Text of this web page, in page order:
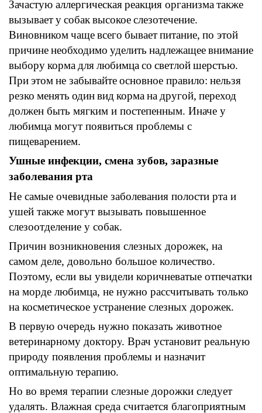
Зачастую аллергическаяреакция организматакже
вызываетусобаквысокоеслезотечение.
Виновникомчащевсего бываетпитание, по этой
причиненеобходимо уделить надлежащеевнимание
выборукорма длялюбимцасо светлойшерстью.
Приэтомне забывайтеосновное правило: нельзя
резко менять одинвид кормана другой, переход
должен быть мягким и постепенным. Иначе у
любимца могут появиться проблемы с
пищеварением.
Ушные инфекции, смена зубов, заразные
заболевания рта
Не самые очевидные заболевания полости рта и
ушей также могут вызывать повышенное
слезоотделение у собак.
Причин возникновения слезных дорожек, на
самом деле, довольно большое количество.
Поэтому, если вы увидели коричневатые отпечатки
на морде любимца, не нужно рассчитывать только
на косметическое устранение слезных дорожек.
В первую очередь нужно показать животное
ветеринарному доктору. Врач установит реальную
природу появления проблемы и назначит
оптимальную терапию.
Но во время терапии слезные дорожки следует
удалять. Влажная среда считается благоприятным